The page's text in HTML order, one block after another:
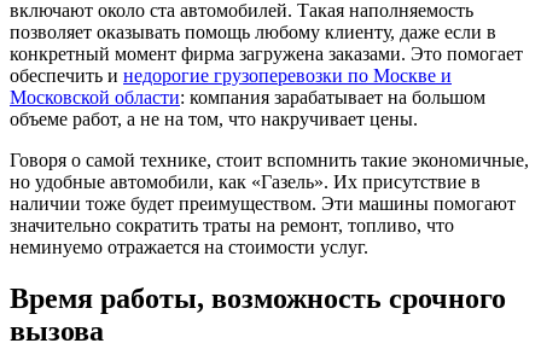
включают около ста автомобилей. Такая наполняемость
позволяет оказывать помощь любому клиенту, даже если в
конкретный момент фирма загружена заказами. Это помогает
обеспечить и недорогие грузоперевозки по Москве и
Московской области: компания зарабатывает на большом
объеме работ, а не на том, что накручивает цены.
Говоря о самой технике, стоит вспомнить такие экономичные,
но удобные автомобили, как «Газель». Их присутствие в
наличии тоже будет преимуществом. Эти машины помогают
значительно сократить траты на ремонт, топливо, что
неминуемо отражается на стоимости услуг.
Время работы, возможность срочного
вызова